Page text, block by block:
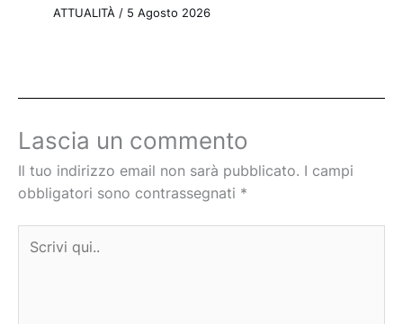
ATTUALITÀ / 5 Agosto 2026
Lascia un commento
Il tuo indirizzo email non sarà pubblicato. I campi
obbligatori sono contrassegnati *
qui..